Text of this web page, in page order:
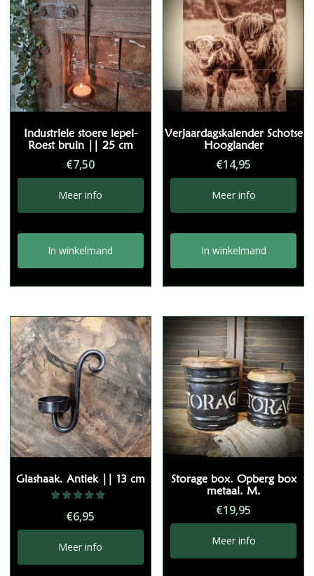
Industriele stoere lepel-
Roest bruin || 25 cm
€7,50
Meer info
In winkelmand
Verjaardagskalender Schotse
Hooglander
€14,95
Meer info
In winkelmand
Glashaak. Antiek || 13 cm
5.00
uit 5
€6,95
Meer info
Storage box. Opberg box
metaal. M.
€19,95
Meer info